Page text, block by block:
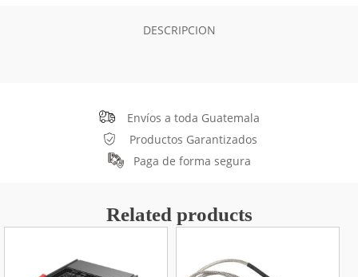
DESCRIPCION
Envíos a toda Guatemala
Productos Garantizados
Paga de forma segura
Related products